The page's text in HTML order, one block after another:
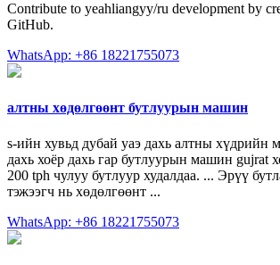
Contribute to yeahliangyy/ru development by
GitHub.
WhatsApp: +86 18221755073
алтны хөдөлгөөнт бутлуурын машин
s-ийн хувьд дубай уаэ дахь алтны хүдрийн
дахь хоёр дахь гар бутлуурын машин gujrat
200 tph чулуу бутлуур худалдаа. ... Эрүү
тэжээгч нь хөдөлгөөнт ...
WhatsApp: +86 18221755073